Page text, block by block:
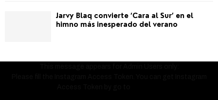
Jarvy Blaq convierte ‘Cara al Sur’ en el
himno más inesperado del verano